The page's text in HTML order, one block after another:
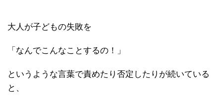
大人が子どもの失敗を
「なんでこんなことするの！」
というような言葉で責めたり否定したりが続いている
と、